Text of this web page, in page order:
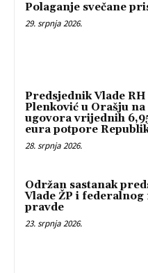
Polaganje svečane
29. srpnja 2026.
Predsjednik Vlade
Plenković u Orašju
ugovora vrijednih
eura potpore
28. srpnja 2026.
Održan sastanak
Vlade ŽP i
pravde
23. srpnja 2026.